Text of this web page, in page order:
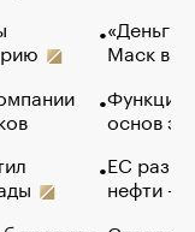
«Деньги
Маск в
Функции
основ
ЕС
нефти —